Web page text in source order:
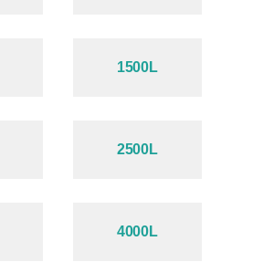
1500L
2500L
4000L